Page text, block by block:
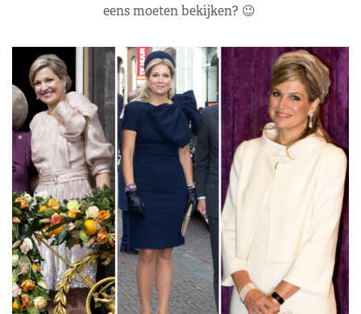
eens moeten bekijken? 😉